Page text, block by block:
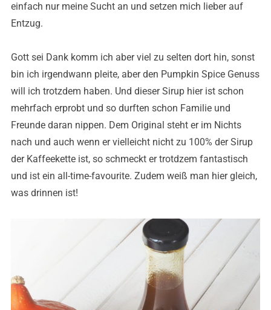
einfach nur meine Sucht an und setzen mich lieber auf
Entzug.
Gott sei Dank komm ich aber viel zu selten dort hin, sonst
bin ich irgendwann pleite, aber den Pumpkin Spice Genuss
will ich trotzdem haben. Und dieser Sirup hier ist schon
mehrfach erprobt und so durften schon Familie und
Freunde daran nippen. Dem Original steht er im Nichts
nach und auch wenn er vielleicht nicht zu 100% der Sirup
der Kaffeekette ist, so schmeckt er trotdzem fantastisch
und ist ein all-time-favourite. Zudem weiß man hier gleich,
was drinnen ist!